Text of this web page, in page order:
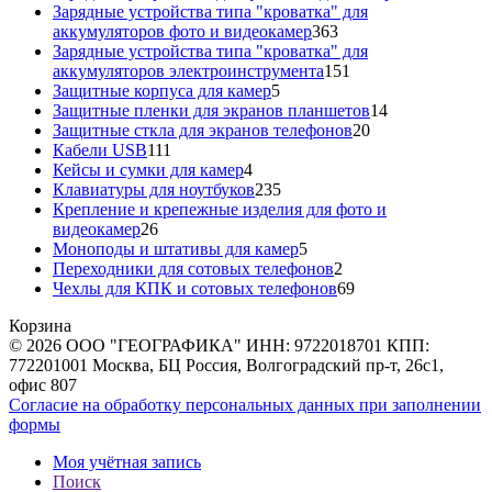
Зарядные устройства типа "кроватка" для
аккумуляторов фото и видеокамер363363
товара
Зарядные устройства типа "кроватка" для
аккумуляторов электроинструмента151
Защитные корпуса для камер55
товаров
Защитные пленки для экранов планшетов1414
Защитные сткла для экранов телефонов2020
Кабели USB111
товаров
Кейсы и сумки для камер44
товара
Клавиатуры для ноутбуков235235
товаров
Крепление и крепежные изделия для фото и
видеокамер2626
товаров
Моноподы и штативы для камер55
товаров
Переходники для сотовых телефонов2
товара
Чехлы для КПК и сотовых телефонов6969
Корзина
© 2026 ООО "ГЕОГРАФИКА" ИНН: 9722018701 КПП:
772201001 Москва, БЦ Россия, Волгоградский пр-т, 26с1,
офис 807
Согласие на обработку персональных данных при заполнении
формы
Моя учётная запись
Поиск